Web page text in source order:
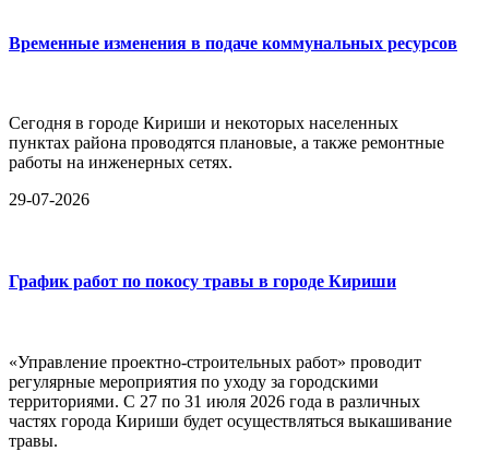
Временные изменения в подаче коммунальных ресурсов
Сегодня в городе Кириши и некоторых населенных
пунктах района проводятся плановые, а также ремонтные
работы на инженерных сетях.
29-07-2026
График работ по покосу травы в городе Кириши
«Управление проектно-строительных работ» проводит
регулярные мероприятия по уходу за городскими
территориями. С 27 по 31 июля 2026 года в различных
частях города Кириши будет осуществляться выкашивание
травы.